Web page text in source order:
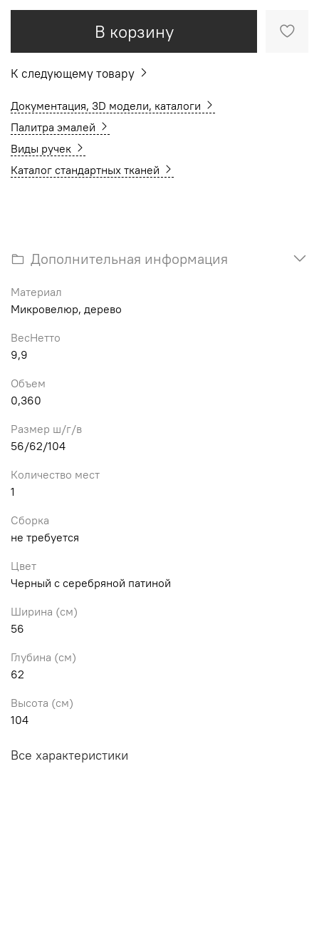
В корзину
К следующему товару
Документация, 3D модели, каталоги
Палитра эмалей
Виды ручек
Каталог стандартных тканей
Дополнительная информация
Материал
Микровелюр, дерево
ВесНетто
9,9
Объем
0,360
Размер ш/г/в
56/62/104
Количество мест
1
Сборка
не требуется
Цвет
Черный с серебряной патиной
Ширина (см)
56
Глубина (см)
62
Высота (см)
104
Все характеристики